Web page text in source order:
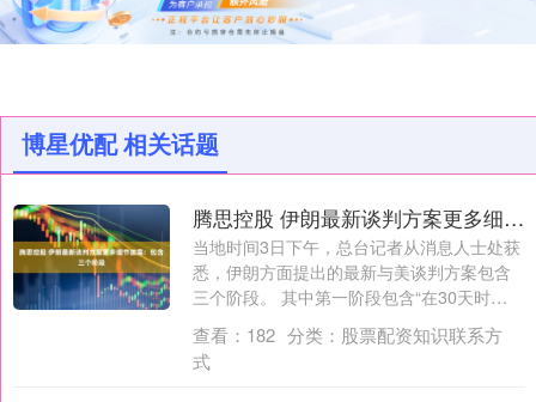
博星优配 相关话题
腾思控股 伊朗最新谈判方案更多细节披露：包含三个阶段
当地时间3日下午，总台记者从消息人士处获
悉，伊朗方面提出的最新与美谈判方案包含
三个阶段。 其中第一阶段包含“在30天时
间....
查看： 182 分类： 股票配资知识联系方
式